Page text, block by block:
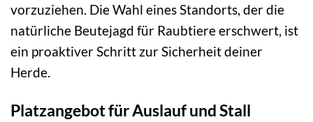
vorzuziehen. Die Wahl eines Standorts, der die
natürliche Beutejagd für Raubtiere erschwert, ist
ein proaktiver Schritt zur Sicherheit deiner
Herde.
Platzangebot für Auslauf und Stall